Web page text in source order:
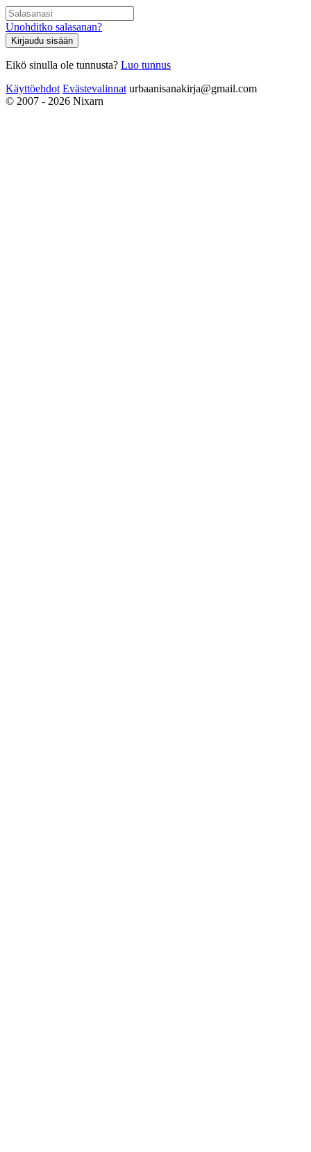
Unohditko salasanan?
Kirjaudu sisään
Eikö sinulla ole tunnusta? Luo tunnus
Käyttöehdot Evästevalinnat urbaanisanakirja@gmail.com
© 2007 - 2026 Nixarn